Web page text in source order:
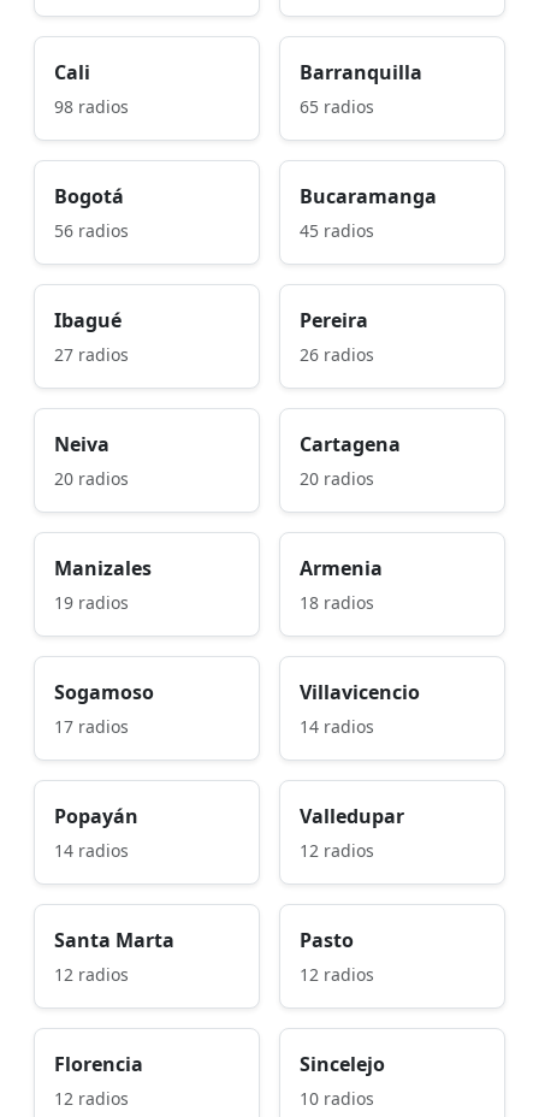
Cali
98 radios
Barranquilla
65 radios
Bogotá
56 radios
Bucaramanga
45 radios
Ibagué
27 radios
Pereira
26 radios
Neiva
20 radios
Cartagena
20 radios
Manizales
19 radios
Armenia
18 radios
Sogamoso
17 radios
Villavicencio
14 radios
Popayán
14 radios
Valledupar
12 radios
Santa Marta
12 radios
Pasto
12 radios
Florencia
12 radios
Sincelejo
10 radios